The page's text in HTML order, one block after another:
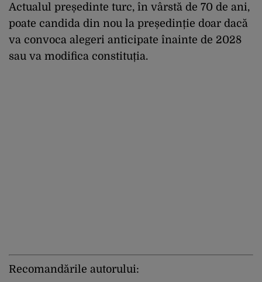
Actualul președinte turc, în vârstă de 70 de ani,
poate candida din nou la președinție doar dacă
va convoca alegeri anticipate înainte de 2028
sau va modifica constituția.
Recomandările autorului: